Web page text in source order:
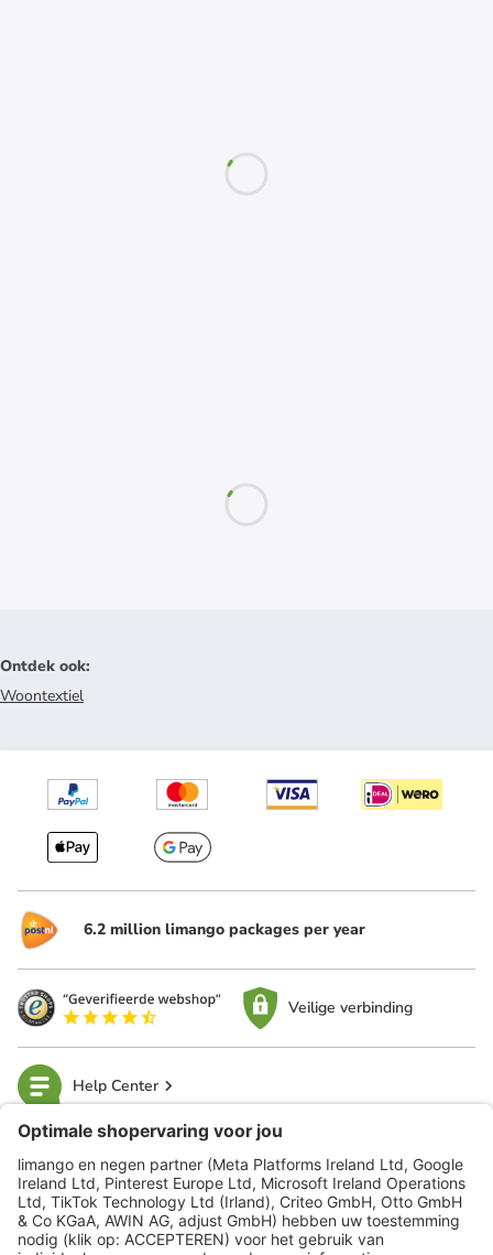
Ontdek ook:
Woontextiel
6.2 million limango packages per year
Veilige verbinding
Help Center
limango
Veilig winkelen